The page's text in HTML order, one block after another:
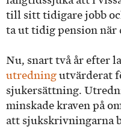
till sitt tidigare jobb
ta ut tidig pension
Nu, snart två år efter
utredning utvärderat
sjukersättning.
minskade kraven på
att sjukskrivningarna